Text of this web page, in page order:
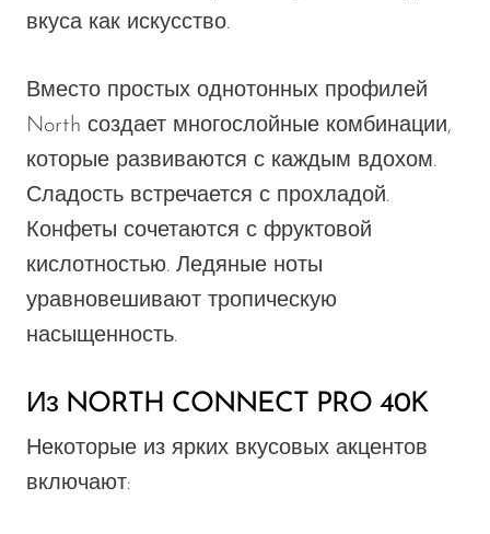
вкуса как искусство.
Вместо простых однотонных профилей
North создает многослойные комбинации,
которые развиваются с каждым вдохом.
Сладость встречается с прохладой.
Конфеты сочетаются с фруктовой
кислотностью. Ледяные ноты
уравновешивают тропическую
насыщенность.
Из NORTH CONNECT PRO 40K
Некоторые из ярких вкусовых акцентов
включают: